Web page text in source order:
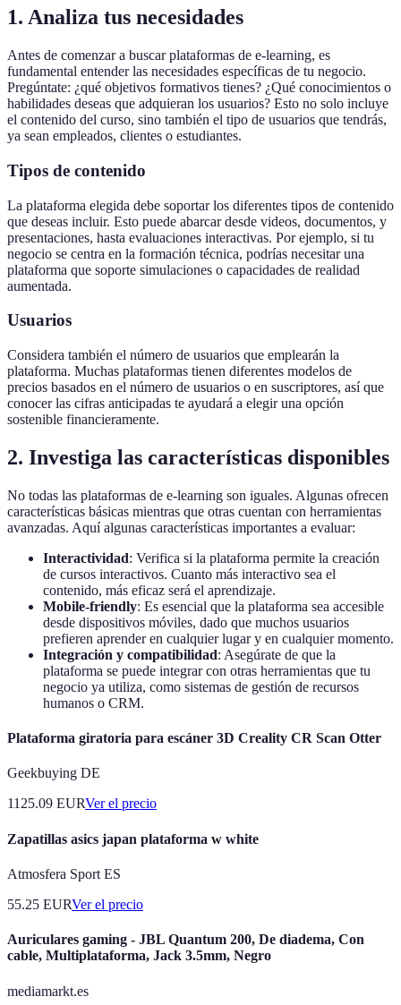
1. Analiza tus necesidades
Antes de comenzar a buscar plataformas de e-learning, es
fundamental entender las necesidades específicas de tu negocio.
Pregúntate: ¿qué objetivos formativos tienes? ¿Qué conocimientos o
habilidades deseas que adquieran los usuarios? Esto no solo incluye
el contenido del curso, sino también el tipo de usuarios que tendrás,
ya sean empleados, clientes o estudiantes.
Tipos de contenido
La plataforma elegida debe soportar los diferentes tipos de contenido
que deseas incluir. Esto puede abarcar desde videos, documentos, y
presentaciones, hasta evaluaciones interactivas. Por ejemplo, si tu
negocio se centra en la formación técnica, podrías necesitar una
plataforma que soporte simulaciones o capacidades de realidad
aumentada.
Usuarios
Considera también el número de usuarios que emplearán la
plataforma. Muchas plataformas tienen diferentes modelos de
precios basados en el número de usuarios o en suscriptores, así que
conocer las cifras anticipadas te ayudará a elegir una opción
sostenible financieramente.
2. Investiga las características disponibles
No todas las plataformas de e-learning son iguales. Algunas ofrecen
características básicas mientras que otras cuentan con herramientas
avanzadas. Aquí algunas características importantes a evaluar:
Interactividad: Verifica si la plataforma permite la creación
de cursos interactivos. Cuanto más interactivo sea el
contenido, más eficaz será el aprendizaje.
Mobile-friendly: Es esencial que la plataforma sea accesible
desde dispositivos móviles, dado que muchos usuarios
prefieren aprender en cualquier lugar y en cualquier momento.
Integración y compatibilidad: Asegúrate de que la
plataforma se puede integrar con otras herramientas que tu
negocio ya utiliza, como sistemas de gestión de recursos
humanos o CRM.
Plataforma giratoria para escáner 3D Creality CR Scan Otter
Geekbuying DE
1125.09 EURVer el precio
Zapatillas asics japan plataforma w white
Atmosfera Sport ES
55.25 EURVer el precio
Auriculares gaming - JBL Quantum 200, De diadema, Con
cable, Multiplataforma, Jack 3.5mm, Negro
mediamarkt.es